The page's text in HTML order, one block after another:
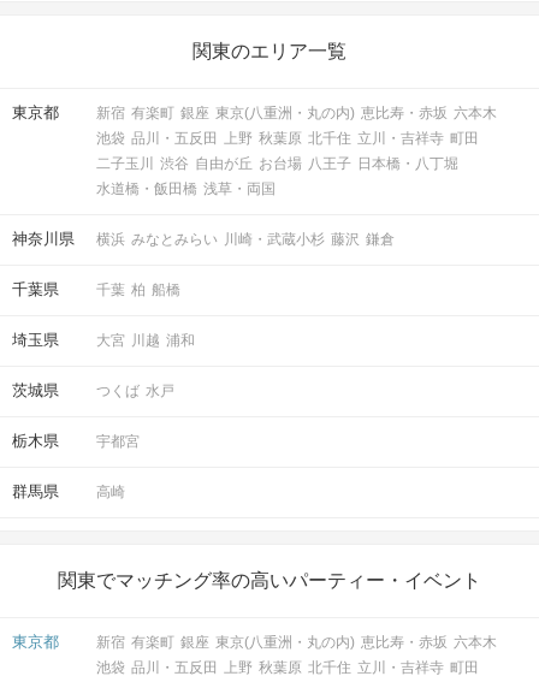
関東のエリア一覧
東京都 新宿 有楽町 銀座 東京(八重洲・丸の内) 恵比寿・赤坂 六本木
池袋 品川・五反田 上野 秋葉原 北千住 立川・吉祥寺 町田
二子玉川
渋谷 自由が丘 お台場 八王子 日本橋・八丁堀
水道橋・飯田橋 浅草・両国
神奈川県 横浜 みなとみらい 川崎・武蔵小杉 藤沢 鎌倉
千葉県 千葉 柏 船橋
埼玉県 大宮 川越 浦和
茨城県 つくば 水戸
栃木県 宇都宮
群馬県 高崎
関東でマッチング率の高いパーティー・イベント
東京都 新宿 有楽町 銀座 東京(八重洲・丸の内) 恵比寿・赤坂 六本木
池袋 品川・五反田 上野 秋葉原 北千住 立川・吉祥寺 町田